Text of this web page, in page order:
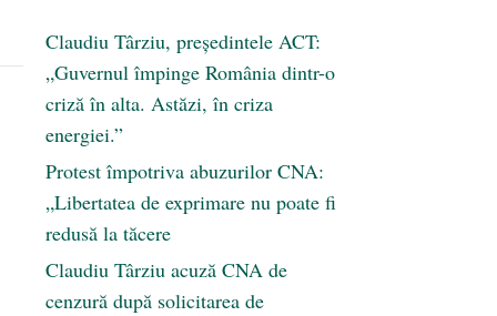
Claudiu Târziu, președintele ACT:
„Guvernul împinge România dintr-o
criză în alta. Astăzi, în criza
energiei.”
Protest împotriva abuzurilor CNA:
„Libertatea de exprimare nu poate fi
redusă la tăcere
Claudiu Târziu acuză CNA de
cenzură după solicitarea de